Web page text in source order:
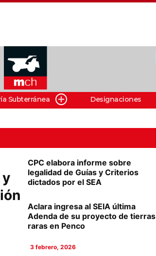
Subterránea Designaciones
CPC elabora informe sobre
legalidad de Guías y Criterios
dictados por el SEA
Aclara ingresa al SEIA última
Adenda de su proyecto de tierras
raras en Penco
3 febrero, 2026